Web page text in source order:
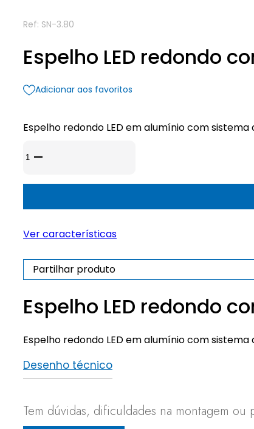
Ref: SN-3.80
Espelho LED redondo
Adicionar aos favoritos
Espelho redondo LED em alumínio com
de
redondo
sensor
sistema
anti-
embaciamento
Ver características
Partilhar produto
Espelho LED redondo
Espelho redondo LED em alumínio com
Desenho técnico
Tem dúvidas, dificuldades na montagem ou